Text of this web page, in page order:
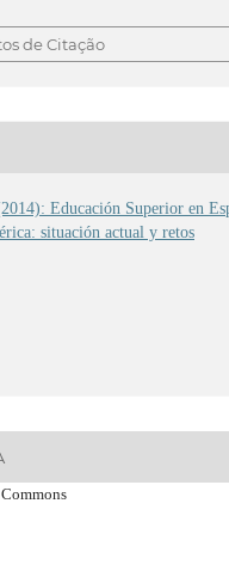
de Citação
Educación Superior en
situación actual y retos